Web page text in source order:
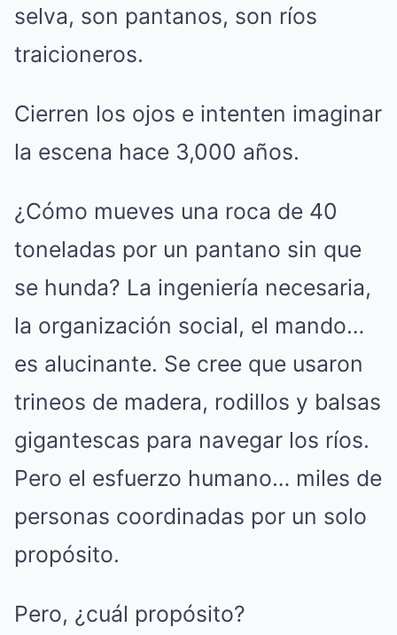
selva, son pantanos, son ríos
traicioneros.
Cierren los ojos e intenten imaginar
la escena hace 3,000 años.
¿Cómo mueves una roca de 40
toneladas por un pantano sin que
se hunda? La ingeniería necesaria,
la organización social, el mando…
es alucinante. Se cree que usaron
trineos de madera, rodillos y balsas
gigantescas para navegar los ríos.
Pero el esfuerzo humano… miles de
personas coordinadas por un solo
propósito.
Pero, ¿cuál propósito?